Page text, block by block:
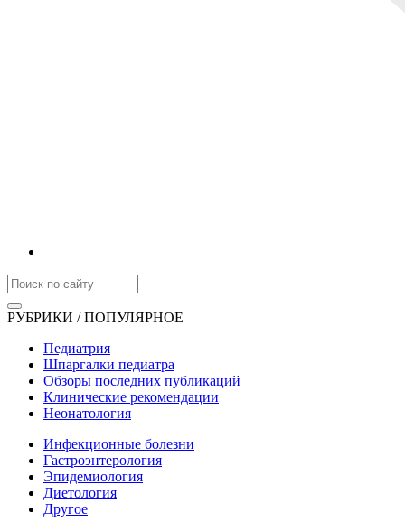
РУБРИКИ / ПОПУЛЯРНОЕ
Педиатрия
Шпаргалки педиатра
Обзоры последних публикаций
Клинические рекомендации
Неонатология
Инфекционные болезни
Гастроэнтерология
Эпидемиология
Диетология
Другое